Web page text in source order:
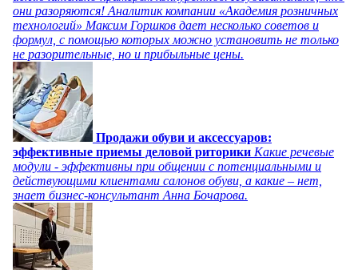
они разоряются! Аналитик компании «Академия розничных
технологий» Максим Горшков дает несколько советов и
формул, с помощью которых можно установить не только
не разорительные, но и прибыльные цены.
Продажи обуви и аксессуаров:
эффективные приемы деловой риторики Какие речевые
модули - эффективны при общении с потенциальными и
действующими клиентами салонов обуви, а какие – нет,
знает бизнес-консультант Анна Бочарова.